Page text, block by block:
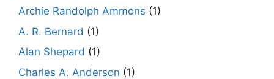
Archie Randolph Ammons (1)
A. R. Bernard (1)
Alan Shepard (1)
Charles A. Anderson (1)